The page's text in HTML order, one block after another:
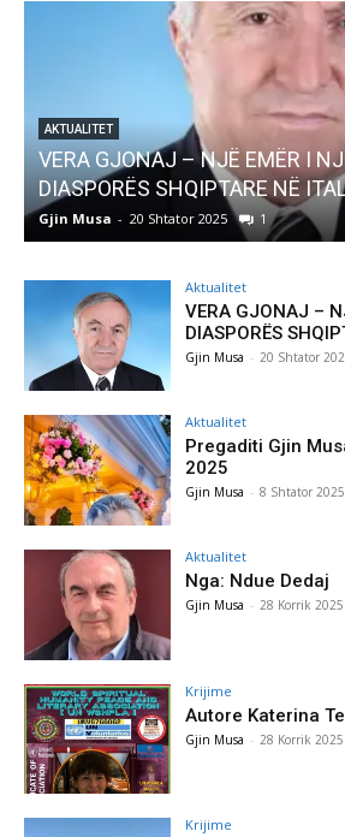
AKTUALITET
Pregaditi Gjin
Gjin Musa - 8 Shtator 2025
Aktualitet
VERA GJONAJ –
DIASPORËS
Gjin Musa - 20 Shtator
Aktualitet
Pregaditi Gjin
2025
Gjin Musa - 8 Shtator 2025
Aktualitet
Nga: Ndue Dedaj
Gjin Musa - 28 Korrik 2025
Krijime
Autore Katerina
Gjin Musa - 28 Korrik 2025
Krijime